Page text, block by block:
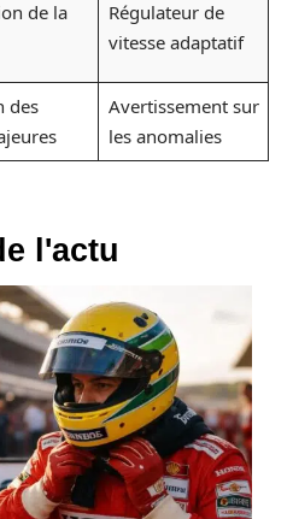
de la
Régulateur de
vitesse adaptatif
des
Avertissement sur
les anomalies
l'actu